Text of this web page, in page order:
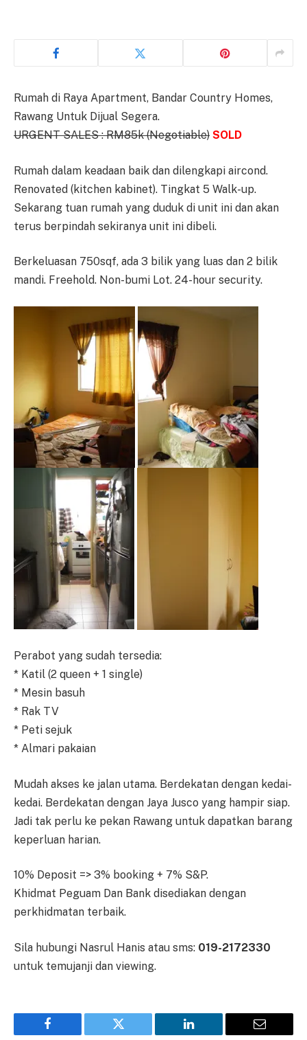
Rumah di Raya Apartment, Bandar Country Homes,
Rawang Untuk Dijual Segera.
URGENT SALES : RM85k (Negotiable) SOLD
Rumah dalam keadaan baik dan dilengkapi aircond.
Renovated (kitchen kabinet). Tingkat 5 Walk-up.
Sekarang tuan rumah yang duduk di unit ini dan akan
terus berpindah sekiranya unit ini dibeli.
Berkeluasan 750sqf, ada 3 bilik yang luas dan 2 bilik
mandi. Freehold. Non-bumi Lot. 24-hour security.
Perabot yang sudah tersedia:
* Katil (2 queen + 1 single)
* Mesin basuh
* Rak TV
* Peti sejuk
* Almari pakaian
Mudah akses ke jalan utama. Berdekatan dengan kedai-
kedai. Berdekatan dengan Jaya Jusco yang hampir siap.
Jadi tak perlu ke pekan Rawang untuk dapatkan barang
keperluan harian.
10% Deposit => 3% booking + 7% S&P.
Khidmat Peguam Dan Bank disediakan dengan
perkhidmatan terbaik.
Sila hubungi Nasrul Hanis atau sms: 019-2172330
untuk temujanji dan viewing.
Facebook Twitter LinkedIn Email